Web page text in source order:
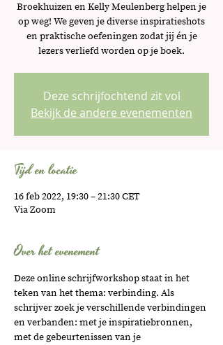
Broekhuizen en Kelly Meulenberg helpen je
op weg! We geven je diverse inspiratieshots
en praktische oefeningen zodat jij én je
lezers verliefd worden op je boek.
Deze schrijfochtend zit vol
Bekijk de andere evenementen
Tijd en locatie
16 feb 2022, 19:30 – 21:30 CET
Via Zoom
Over het evenement
Deze online schrijfworkshop staat in het
teken van het thema: verbinding. Als
schrijver zoek je verschillende verbindingen
en verbanden: met je inspiratiebronnen,
met de gebeurtenissen van je